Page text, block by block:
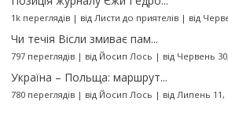
1k переглядів| від Листи до приятелів| від
Чи течія Вісли змиває пам...
797 переглядів| від Йосип Лось | від Червень
Україна – Польща: маршрут...
780 переглядів| від Йосип Лось | від Липень 11,